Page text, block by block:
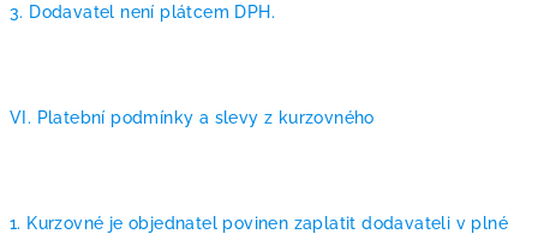
3. Dodavatel není plátcem DPH.
VI. Platební podmínky a slevy z kurzovného
1. Kurzovné je objednatel povinen zaplatit dodavateli v plné